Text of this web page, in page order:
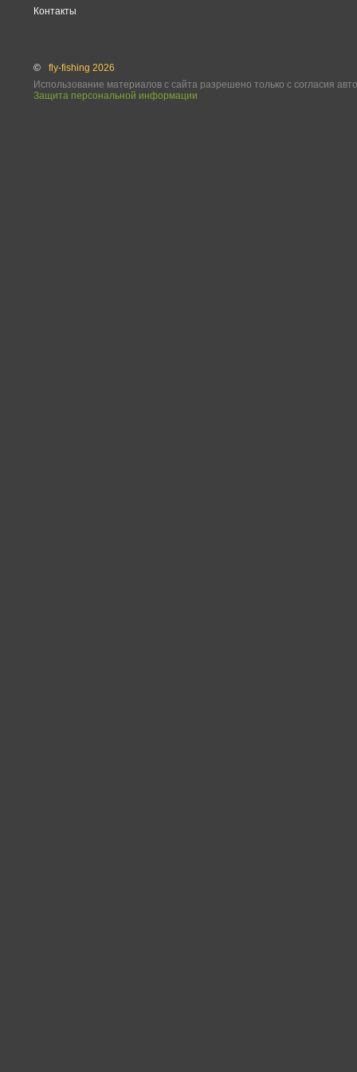
Контакты
©
fly-fishing 2026
Использование материалов с сайта разрешено только с согласия
Защита персональной информации